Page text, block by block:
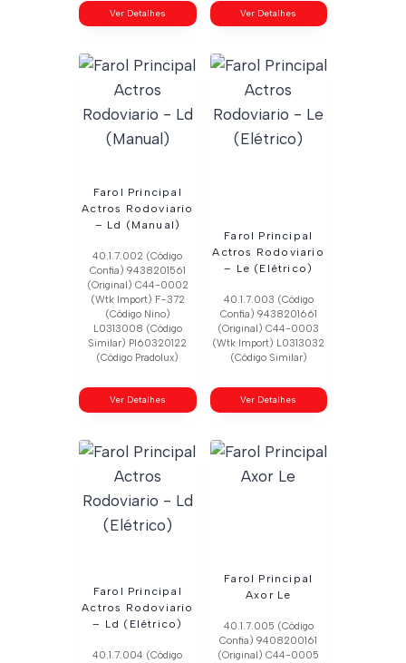
Ver Detalhes Ver Detalhes
Farol Principal
Actros Rodoviario
– Ld (Manual)
40.1.7.002 (Código
Confia) 9438201561
(Original) C44-0002
(Wtk Import) F-372
(Código Nino)
L0313008 (Código
Similar) Pl60320122
(Código Pradolux)
Ver Detalhes
Farol Principal
Actros Rodoviario
– Le (Elétrico)
40.1.7.003 (Código
Confia) 9438201661
(Original) C44-0003
(Wtk Import) L0313032
(Código Similar)
Ver Detalhes
Farol Principal
Actros Rodoviario
– Ld (Elétrico)
40.1.7.004 (Código
Farol Principal
Axor Le
40.1.7.005 (Código
Confia) 9408200161
(Original) C44-0005